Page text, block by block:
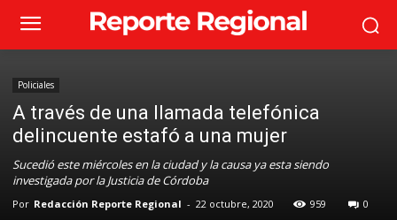
Policiales
A través de una llamada telefónica
delincuente estafó a una mujer
Sucedió este miércoles en la ciudad y la causa ya esta siendo
investigada por la Justicia de Córdoba
Por Redacción Reporte Regional - 22 octubre, 2020 959 0